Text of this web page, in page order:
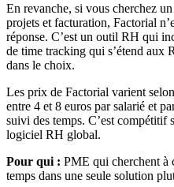
En revanche, si vous cherchez
projets et facturation, Factorial
réponse. C’est un outil RH qui
de time tracking qui s’étend aux
dans le choix.
Les prix de Factorial varient
entre 4 et 8 euros par salarié et
suivi des temps. C’est compétitif
logiciel RH global.
Pour qui : PME qui cherchent à
temps dans une seule solution